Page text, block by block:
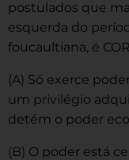
postulados que
esquerda do
foucaultiana, é
(A) Só exerce
um privilégio
detém o poder
(B) O poder está